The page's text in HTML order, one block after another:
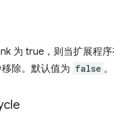
为 true，则当扩展程
除。默认值为 false 。